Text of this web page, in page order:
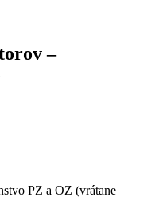
–
PZ a OZ (vrátane